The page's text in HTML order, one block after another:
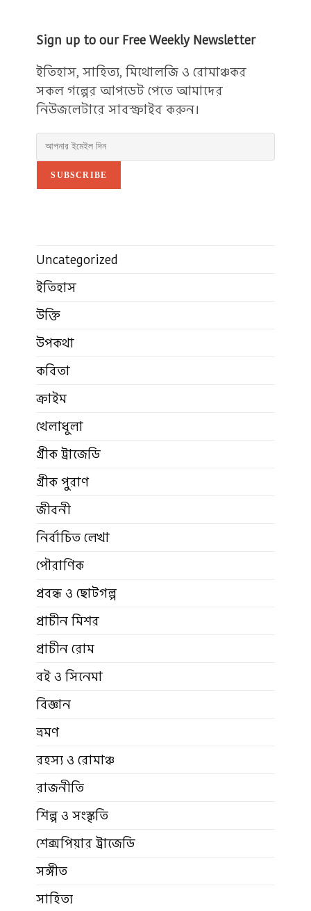
Sign up to our Free Weekly Newsletter
ইতিহাস, সাহিত্য, মিথোলজি ও রোমাঞ্চকর
সকল গল্পের আপডেট পেতে আমাদের
নিউজলেটারে সাবস্ক্রাইব করুন।
SUBSCRIBE
Uncategorized
ইতিহাস
উক্তি
উপকথা
কবিতা
ক্রাইম
খেলাধুলা
গ্রীক ট্রাজেডি
গ্রীক পুরাণ
জীবনী
নির্বাচিত লেখা
পৌরাণিক
প্রবন্ধ ও ছোটগল্প
প্রাচীন মিশর
প্রাচীন রোম
বই ও সিনেমা
বিজ্ঞান
ভ্রমণ
রহস্য ও রোমাঞ্চ
রাজনীতি
শিল্প ও সংস্কৃতি
শেক্সপিয়ার ট্রাজেডি
সঙ্গীত
সাহিত্য